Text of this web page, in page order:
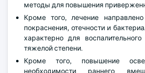
методы для повышения
Кроме того, лечение
покраснения, отечности и
характерно для
тяжелой степени.
Кроме того, повышение
необходимости раннего